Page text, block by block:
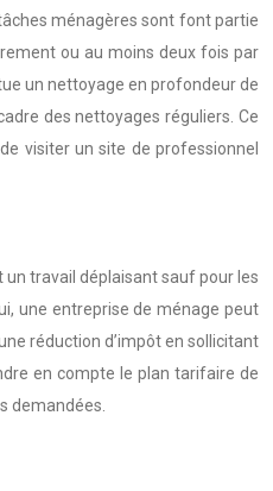
ménagères sont font partie
ou au moins deux fois par
un nettoyage en profondeur de
des nettoyages réguliers. Ce
visiter un site de professionnel
travail déplaisant sauf pour les
une entreprise de ménage peut
réduction d’impôt en sollicitant
en compte le plan tarifaire de
demandées.